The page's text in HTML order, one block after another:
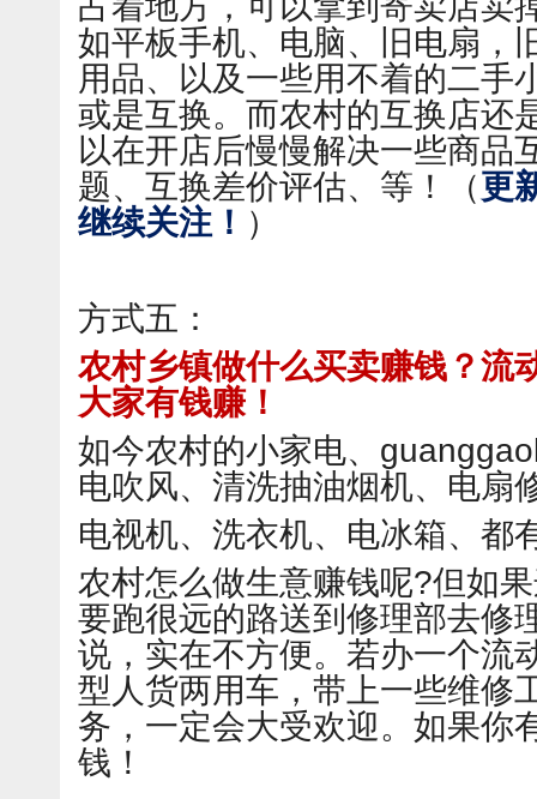
如平板手机、电脑、旧电扇，
用品、以及一些用不着的二手
或是互换。而农村的互换店还
以在开店后慢慢解决一些商品
题、互换差价评估、等！
（更
继续关注！ ）
方式五：
农村乡镇做什么买卖赚钱？流
大家有钱赚！
如今农村的小家电、
电吹风、清洗抽油烟机、电扇
电视机、洗衣机、电冰箱、都
农村怎么做生意赚钱呢?但如
要跑很远的路送到修理部去修
说，实在不方便。若办一个流
型人货两用车，带上一些维修
务，一定会大受欢迎。如果你
钱！